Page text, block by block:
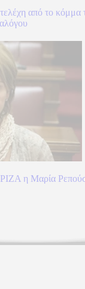
από το κόμμα
η Μαρία